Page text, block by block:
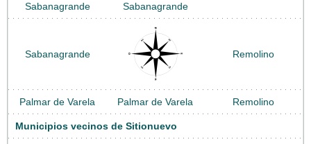
Sabanagrande Sabanagrande
Sabanagrande Remolino
Palmar de Varela Palmar de Varela Remolino
Municipios vecinos de Sitionuevo